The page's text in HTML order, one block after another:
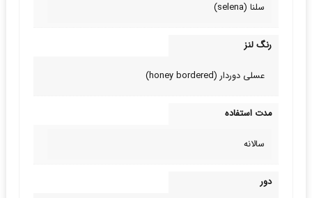
سلنا (selena)
رنگ لنز
عسلی دوردار (honey bordered)
مدت استفاده
سالانه
دور